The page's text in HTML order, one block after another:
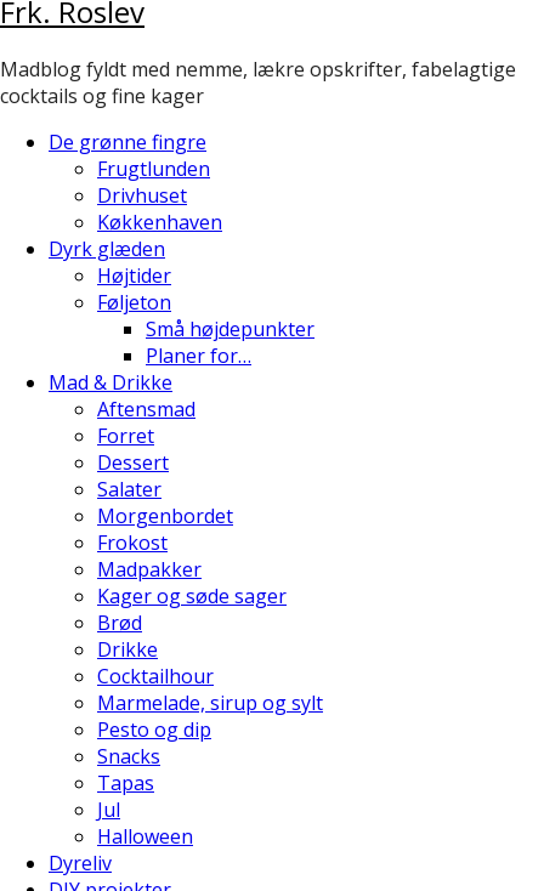
Frk. Roslev
Madblog fyldt med nemme, lækre opskrifter, fabelagtige
cocktails og fine kager
De grønne fingre
Frugtlunden
Drivhuset
Køkkenhaven
Dyrk glæden
Højtider
Føljeton
Små højdepunkter
Planer for…
Mad & Drikke
Aftensmad
Forret
Dessert
Salater
Morgenbordet
Frokost
Madpakker
Kager og søde sager
Brød
Drikke
Cocktailhour
Marmelade, sirup og sylt
Pesto og dip
Snacks
Tapas
Jul
Halloween
Dyreliv